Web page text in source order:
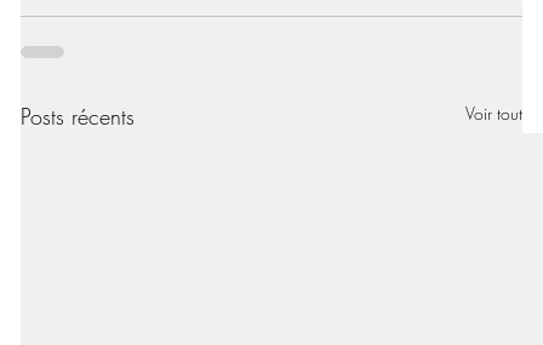
Posts récents Voir tout